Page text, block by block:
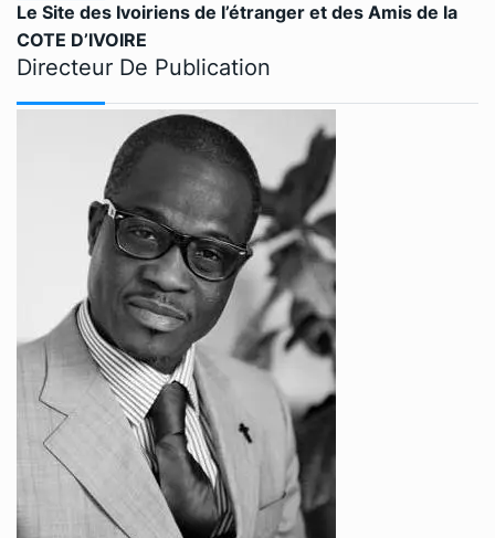
Le Site des Ivoiriens de l’étranger et des Amis de la
COTE D’IVOIRE
Directeur De Publication